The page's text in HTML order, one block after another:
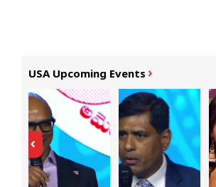
USA Upcoming Events